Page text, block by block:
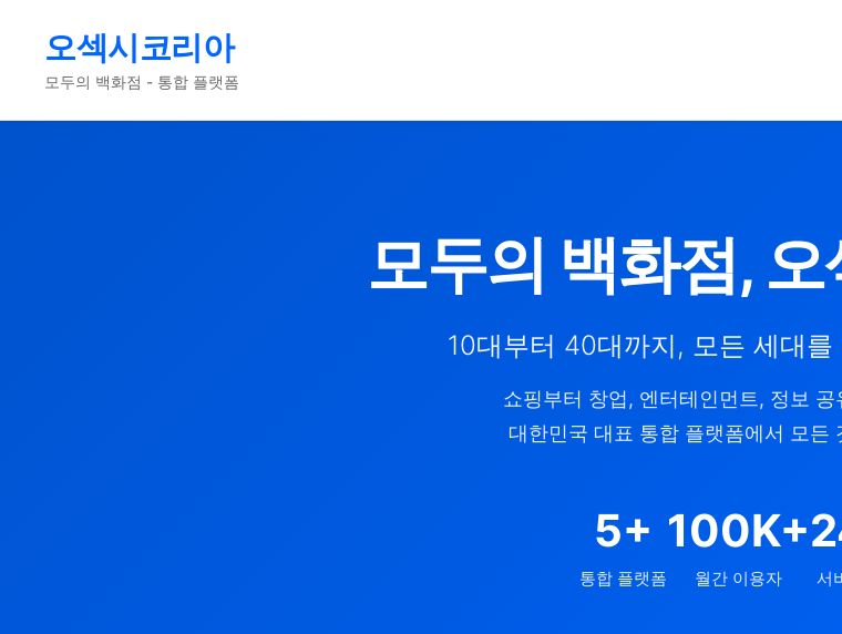
오섹시코리아
모두의 백화점 - 통합 플랫폼
모두의 백화점,
10대부터 40대까지, 모든 세대
쇼핑부터 창업, 엔터테인먼트, 정보 공
대한민국 대표 통합 플랫폼에서 모든
5+
통합 플랫폼
100K+
월간 이용자 서